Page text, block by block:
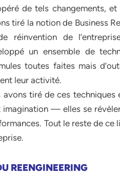
de tels changements, et
tiré la notion de Business
réinvention de
un ensemble de
toutes faites mais
leur activité.
tiré de ces
— elles se
Tout le reste de ce
REENGINEERING